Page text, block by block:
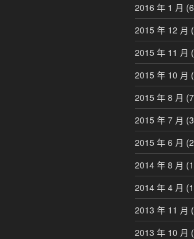
2016 年 1 月
2015 年 12 月
2015 年 11 月
2015 年 10 月
2015 年 8 月
2015 年 7 月
2015 年 6 月
2014 年 8 月
2014 年 4 月
2013 年 11 月
2013 年 10 月